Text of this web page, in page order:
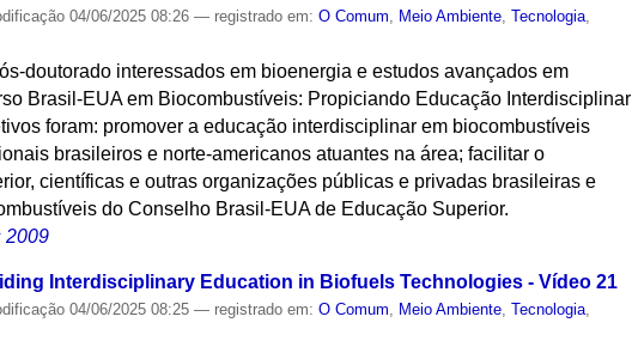
04/06/2025 08:26— registrado em:O Comum Meio Ambiente ,Tecnologia
doutorado interessados em bioenergia e estudos avançados em
Brasil-EUA em Biocombustíveis: Propiciando Educação Interdisciplinar
foram: promover a educação interdisciplinar em biocombustíveis
brasileiros e norte-americanos atuantes na área; facilitar o
científicas e outras organizações públicas e privadas brasileiras e
do Conselho Brasil-EUA de Educação Superior.
2009
Interdisciplinary Education in Biofuels Technologies - Vídeo 21
04/06/2025 08:25— registrado em:O Comum, Meio Ambiente,Tecnologia,